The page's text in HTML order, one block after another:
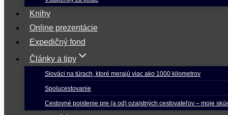
Knihy
Online prezentácie
Expedičný fond
Články a tipy
Slováci na túrach, ktoré merajú viac ako 1000 kilometrov
Spolucestovanie
Cestovné poistenie pre (a od) ozajstných cestovateľov – moje